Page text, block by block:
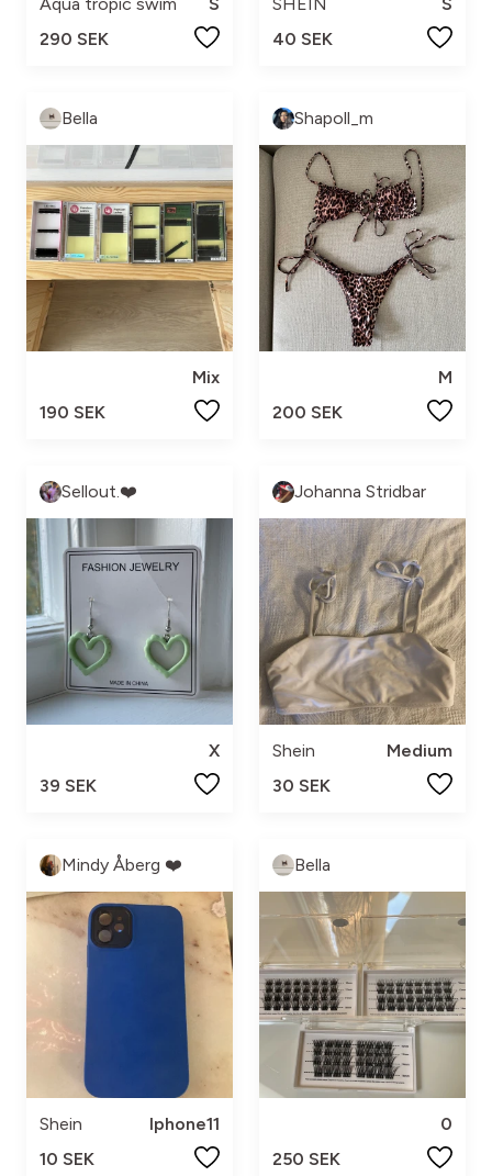
290 SEK
40 SEK
Bella
Mix
190 SEK
Shapoll_m
M
200 SEK
Sellout.❤️
X
39 SEK
Johanna Stridbar
Shein
Medium
30 SEK
Mindy Åberg ❤️
Shein
Iphone11
10 SEK
Bella
0
250 SEK